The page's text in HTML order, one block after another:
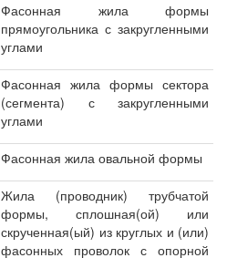
Фасонная жила формы
прямоугольника с закругленными
углами
Фасонная жила формы сектора
(сегмента) с закругленными
углами
Фасонная жила овальной формы
Жила (проводник) трубчатой
формы, сплошная(ой) или
скрученная(ый) из круглых и (или)
фасонных проволок с опорной